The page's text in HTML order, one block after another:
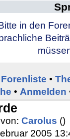
in den
Forenliste •
• Anmelden
Carolus ()
2005